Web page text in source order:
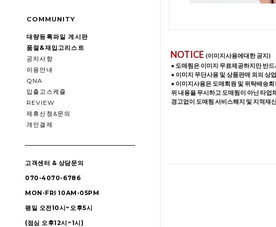
COMMUNITY
대량등록파일 게시판
품절&재입고리스트
공지사항
이용안내
QNA
입출고스케쥴
REVIEW
제휴신청&문의
개인결제
고객센터 & 상담문의
070-4070-6786
MON-FRI 10AM-05PM
평일 오전10시~오후5시
(점심 오후12시~1시)
NOTICE (이미지사용에대한 공지)
• 도매찜은 이미지 무료제공하지만 반
• 이미지 무단사용 및 상품판매 외의 상
• 이미지사용은 도매회원 및 위탁배송
위 내용을 무시하고 도매찜이 아닌 타업
경고없이 도매찜 서비스해지 및 지적재